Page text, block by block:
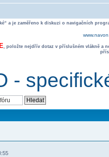
a je zaměřeno k diskuzi o navigačních
, položte nejdřív dotaz v příslušném vlákně a
-